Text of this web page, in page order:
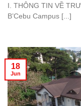
I. THÔNG TIN VỀ
B’Cebu Campus [...]
18
Jun